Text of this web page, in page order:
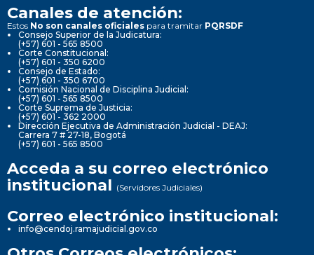
Canales de atención:
Estos No son canales oficiales para tramitar PQRSDF
Consejo Superior de la Judicatura:
(+57) 601 - 565 8500
Corte Constitucional:
(+57) 601 - 350 6200
Consejo de Estado:
(+57) 601 - 350 6700
Comisión Nacional de Disciplina Judicial:
(+57) 601 - 565 8500
Corte Suprema de Justicia:
(+57) 601 - 362 2000
Dirección Ejecutiva de Administración Judicial - DEAJ:
Carrera 7 # 27-18, Bogotá
(+57) 601 - 565 8500
Acceda a su correo electrónico
institucional (Servidores Judiciales)
Correo electrónico institucional:
info@cendoj.ramajudicial.gov.co